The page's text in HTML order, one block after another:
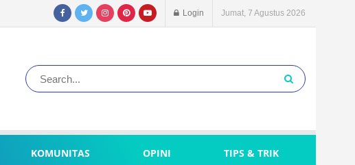
Login Jumat, 7 Agustus 2026
KOMUNITAS OPINI TIPS & TRIK